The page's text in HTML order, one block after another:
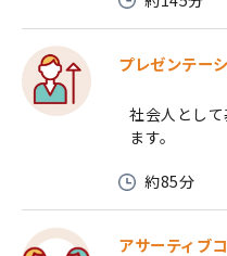
プレゼンテー
社会人とし
ます。
約85分
アサーティブ